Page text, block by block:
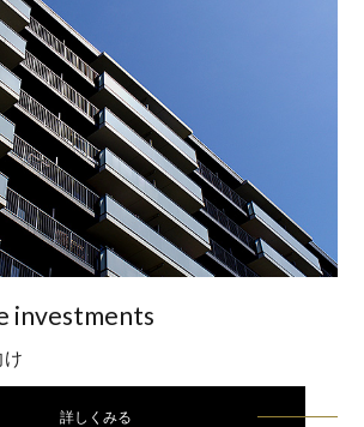
investments
け
詳しくみる